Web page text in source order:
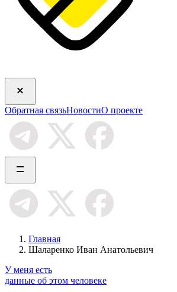
Обратная связьНовостиО проекте
Главная
Шаларенко Иван Анатольевич
У меня есть
данные об этом человеке